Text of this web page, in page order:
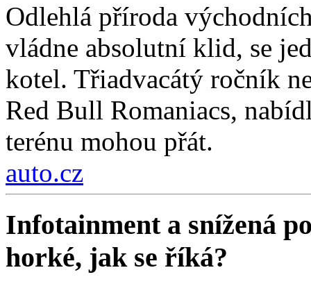
Odlehlá příroda
vládne absolutní klid, se
kotel. Třiadvacátý ročník
Red Bull Romaniacs,
terénu mohou přát.
auto.cz
Infotainment a snížená
horké, jak se říká?